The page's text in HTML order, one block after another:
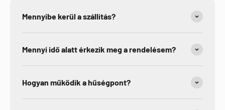
Mennyibe kerül a szállítás?
Mennyi idő alatt érkezik meg a rendelésem?
Hogyan működik a hűségpont?